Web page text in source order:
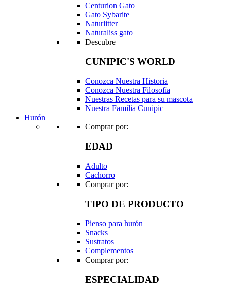
Centurion Gato
Gato Sybarite
Naturlitter
Naturaliss gato
Descubre
CUNIPIC'S WORLD
Conozca Nuestra Historia
Conozca Nuestra Filosofía
Nuestras Recetas para su mascota
Nuestra Familia Cunipic
Hurón
Comprar por:
EDAD
Adulto
Cachorro
Comprar por:
TIPO DE PRODUCTO
Pienso para hurón
Snacks
Sustratos
Complementos
Comprar por:
ESPECIALIDAD